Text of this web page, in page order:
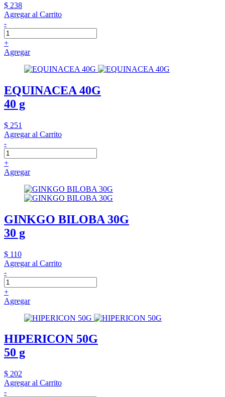
$ 238
Agregar al Carrito
-
+
Agregar
EQUINACEA 40G
40 g
$ 251
Agregar al Carrito
-
+
Agregar
GINKGO BILOBA 30G
30 g
$ 110
Agregar al Carrito
-
+
Agregar
HIPERICON 50G
50 g
$ 202
Agregar al Carrito
-